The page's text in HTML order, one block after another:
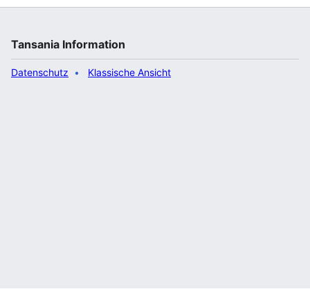
Tansania Information
Datenschutz Klassische Ansicht